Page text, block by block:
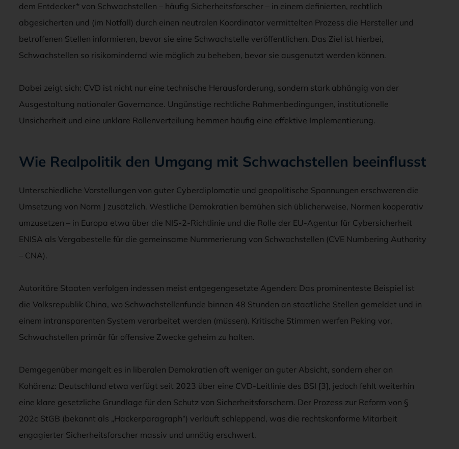
dem Entdecker* von Schwachstellen – häufig Sicherheitsforscher – in einem definierten, rechtlich
abgesicherten und (im Notfall) durch einen neutralen Koordinator vermittelten Prozess die Hersteller und
betroffenen Stellen informieren, bevor sie eine Schwachstelle veröffentlichen. Das Ziel ist hierbei,
Schwachstellen so risikomindernd wie möglich zu beheben, bevor sie ausgenutzt werden können.
Dabei zeigt sich: CVD ist nicht nur eine technische Herausforderung, sondern stark abhängig von der
Ausgestaltung nationaler Governance. Ungünstige rechtliche Rahmenbedingungen, institutionelle
Unsicherheit und eine unklare Rollenverteilung hemmen häufig eine effektive Implementierung.
Wie Realpolitik den Umgang mit Schwachstellen beeinflusst
Unterschiedliche Vorstellungen von guter Cyberdiplomatie und geopolitische Spannungen erschweren die
Umsetzung von Norm J zusätzlich. Westliche Demokratien bemühen sich üblicherweise, Normen kooperativ
umzusetzen – in Europa etwa über die NIS-2-Richtlinie und die Rolle der EU-Agentur für Cybersicherheit
ENISA als Vergabestelle für die gemeinsame Nummerierung von Schwachstellen (CVE Numbering Authority
– CNA).
Autoritäre Staaten verfolgen indessen meist entgegengesetzte Agenden: Das prominenteste Beispiel ist
die Volksrepublik China, wo Schwachstellenfunde binnen 48 Stunden an staatliche Stellen gemeldet und in
einem intransparenten System verarbeitet werden (müssen). Kritische Stimmen werfen Peking vor,
Schwachstellen primär für offensive Zwecke geheim zu halten.
Demgegenüber mangelt es in liberalen Demokratien oft weniger an guter Absicht, sondern eher an
Kohärenz: Deutschland etwa verfügt seit 2023 über eine CVD-Leitlinie des BSI [3], jedoch fehlt weiterhin
eine klare gesetzliche Grundlage für den Schutz von Sicherheitsforschern. Der Prozess zur Reform von §
202c StGB (bekannt als „Hackerparagraph“) verläuft schleppend, was die rechtskonforme Mitarbeit
engagierter Sicherheitsforscher massiv und unnötig erschwert.